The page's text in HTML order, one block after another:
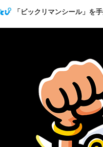
「ビックリマンシール」を